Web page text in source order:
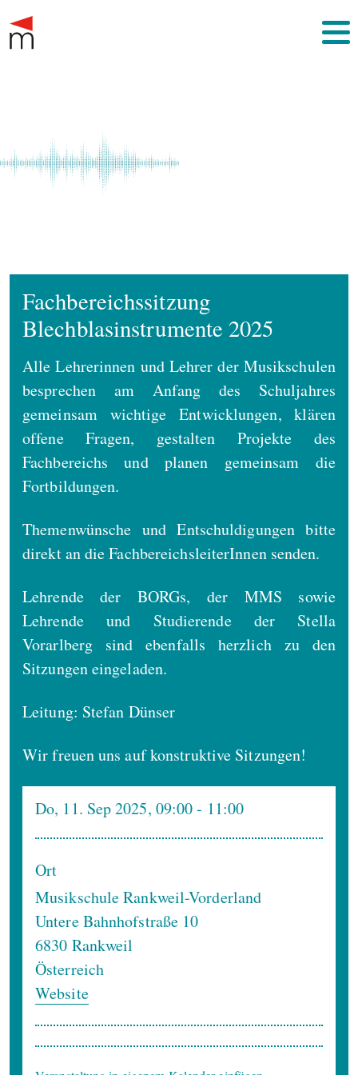
Fachbereichssitzung
Blechblasinstrumente 2025
Alle Lehrerinnen und Lehrer der Musikschulen
besprechen am Anfang des Schuljahres
gemeinsam wichtige Entwicklungen, klären
offene Fragen, gestalten Projekte des
Fachbereichs und planen gemeinsam die
Fortbildungen.
Themenwünsche und Entschuldigungen bitte
direkt an die FachbereichsleiterInnen senden.
Lehrende der BORGs, der MMS sowie
Lehrende und Studierende der Stella
Vorarlberg sind ebenfalls herzlich zu den
Sitzungen eingeladen.
Leitung: Stefan Dünser
Wir freuen uns auf konstruktive Sitzungen!
Do, 11. Sep 2025, 09:00- 11:00
Ort
Musikschule Rankweil-Vorderland
Untere Bahnhofstraße 10
6830 Rankweil
Österreich
Website